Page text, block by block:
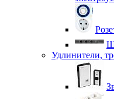
Удлинители,